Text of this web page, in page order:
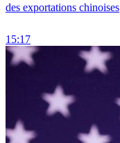
des exportations chinoises
15:17